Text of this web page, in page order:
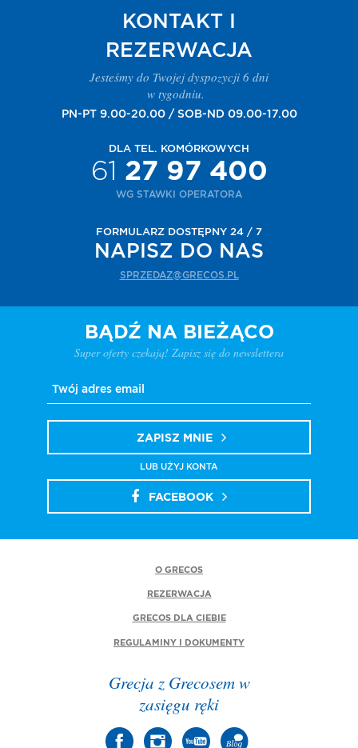
KONTAKT I
REZERWACJA
Jesteśmy do Twojej dyspozycji 6 dni
w tygodniu.
PN-PT 9.00-20.00 / SOB-ND 09.00-17.00
DLA TEL. KOMÓRKOWYCH
61 27 97 400
WG STAWKI OPERATORA
FORMULARZ DOSTĘPNY 24 / 7
NAPISZ DO NAS
SPRZEDAZ@GRECOS.PL
BĄDŹ NA BIEŻĄCO
Super oferty czekają! Zapisz się do newslettera
ZAPISZ MNIE
LUB UŻYJ KONTA
FACEBOOK
O GRECOS
REZERWACJA
GRECOS DLA CIEBIE
REGULAMINY I DOKUMENTY
Grecja z Grecosem w
zasięgu ręki